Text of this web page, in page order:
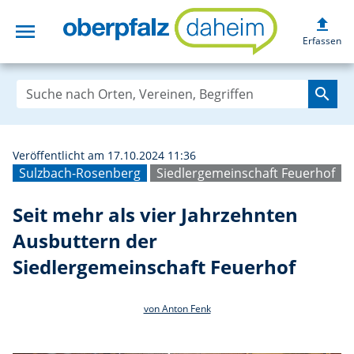
menu Seit mehr als
upload
Erfassen
search
Sulzbach-Rosenberg Siedlergemeinschaft Feuerhof
Veröffentlicht am 17.10.2024 11:36
Seit mehr als vier Jahrzehnten
Ausbuttern der
Siedlergemeinschaft Feuerhof
von Anton Fenk